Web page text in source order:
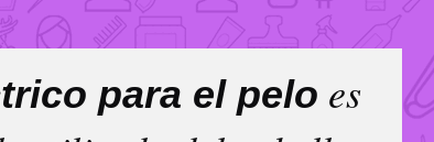
para el pelo es